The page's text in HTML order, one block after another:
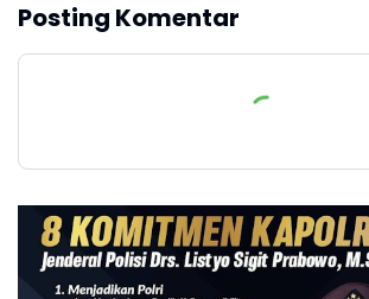
Posting Komentar